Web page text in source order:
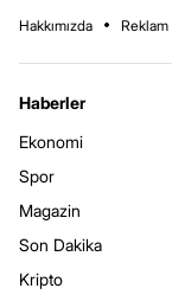
Hakkımızda Reklam
Haberler
Ekonomi
Spor
Magazin
Son Dakika
Kripto